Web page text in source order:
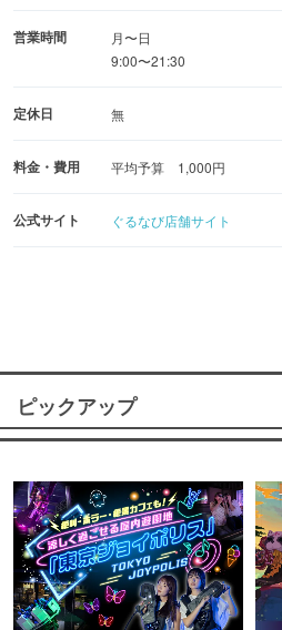
営業時間
月〜日
9:00〜21:30
定休日 無
料金・費用 平均予算 1,000円
公式サイト ぐるなび店舗サイト
ピックアップ